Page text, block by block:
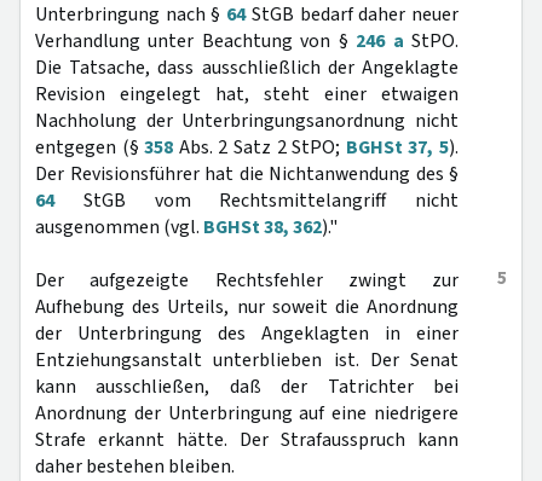
Unterbringung nach § 64StGB bedarf daher neuer
Verhandlung unter Beachtung von § 246 a StPO.
Die Tatsache, dass ausschließlich der Angeklagte
Revision eingelegt hat, steht einer etwaigen
Nachholung der Unterbringungsanordnung nicht
entgegen (§358 Abs. 2 Satz 2 StPO; BGHSt 37, 5).
Der Revisionsführer hat die Nichtanwendung des §
64StGB vom Rechtsmittelangriff nicht
ausgenommen (vgl. BGHSt 38, 362)."
5
Der aufgezeigte Rechtsfehler zwingt zur
Aufhebung des Urteils, nur soweit die Anordnung
der Unterbringung des Angeklagten in einer
Entziehungsanstalt unterblieben ist. Der Senat
kann ausschließen, daß der Tatrichter bei
Anordnung der Unterbringung auf eine niedrigere
Strafe erkannt hätte. Der Strafausspruch kann
daher bestehen bleiben.